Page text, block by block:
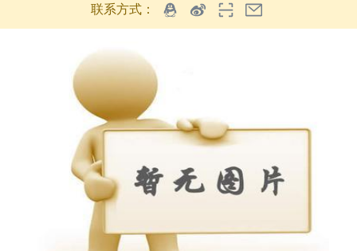
联系方式：